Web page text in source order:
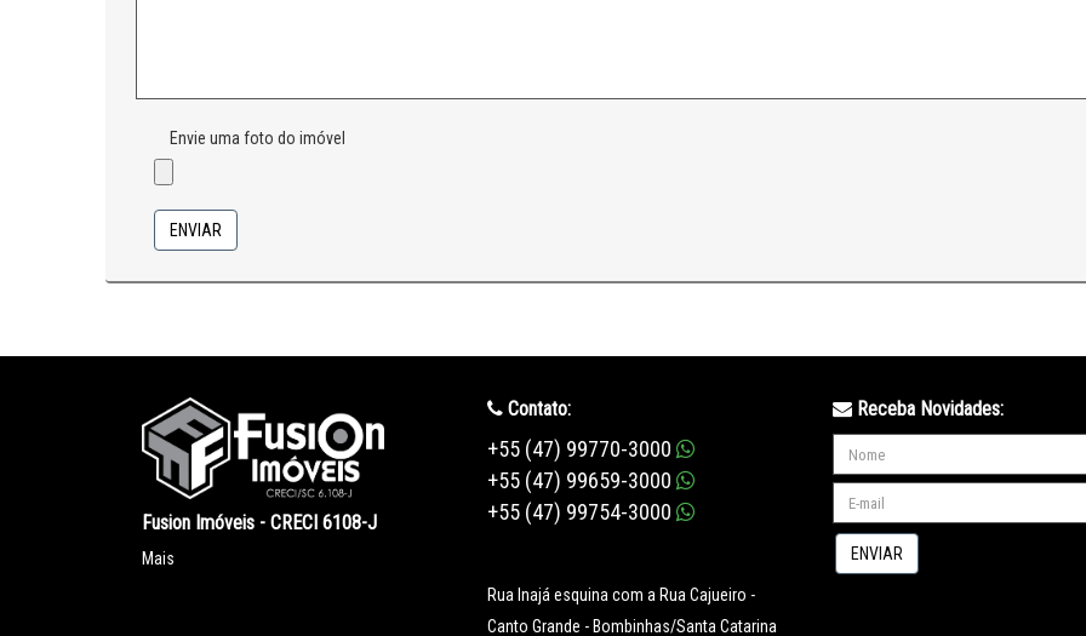
Envie uma foto do imóvel
ENVIAR
Fusion Imóveis - CRECI 6108-J
Mais
Contato:
+55 (47) 99770-3000
+55 (47) 99659-3000
+55 (47) 99754-3000
Rua Inajá esquina com a Rua Cajueiro -
Canto Grande - Bombinhas/Santa Catarina
Receba Novidades:
ENVIAR